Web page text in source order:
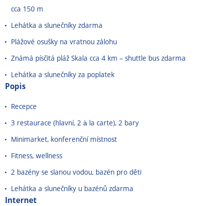
cca 150 m
Lehátka a slunečníky zdarma
Plážové osušky na vratnou zálohu
Známá písčitá pláž Skala cca 4 km – shuttle bus zdarma
Lehátka a slunečníky za poplatek
Popis
Recepce
3 restaurace (hlavní, 2 à la carte), 2 bary
Minimarket, konferenční místnost
Fitness, wellness
2 bazény se slanou vodou, bazén pro děti
Lehátka a slunečníky u bazénů zdarma
Internet